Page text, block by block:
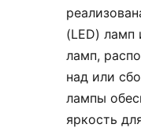
(LED) ламп
ламп,
над или
лампы
яркость